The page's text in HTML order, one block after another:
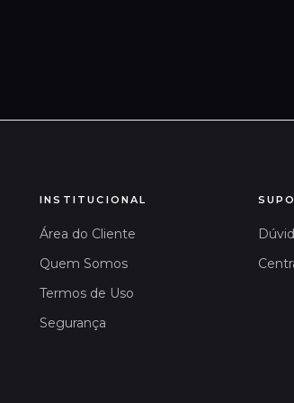
INSTITUCIONAL
Área do Cliente
Quem Somos
Termos de Uso
Segurança